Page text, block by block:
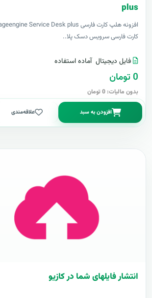
plus
کارت فارسی سرویس دسک پلا..
فایل دیجیتال آماده استفاده
0 تومان
بدون مالیات: 0 تومان
افزودن به سبد علاقه‌مندی
انتشار فایلهای شما در کازیو